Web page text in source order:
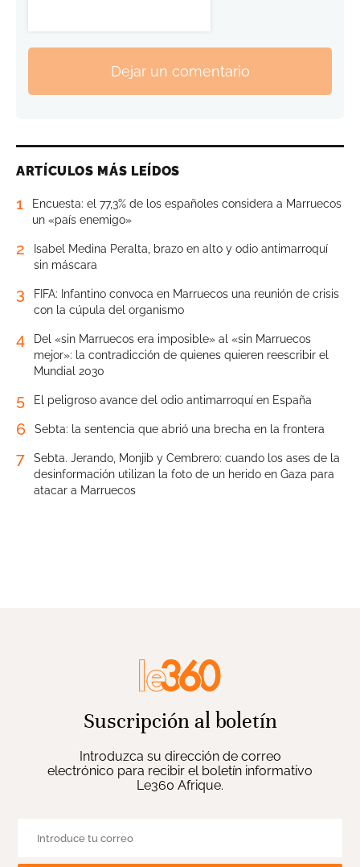
Dejar un comentario
ARTÍCULOS MÁS LEÍDOS
1
Encuesta: el 77,3% de los españoles considera a Marruecos
un «país enemigo»
2
Isabel Medina Peralta, brazo en alto y odio antimarroquí
sin máscara
3
FIFA: Infantino convoca en Marruecos una reunión de crisis
con la cúpula del organismo
4
Del «sin Marruecos era imposible» al «sin Marruecos
mejor»: la contradicción de quienes quieren reescribir el
Mundial 2030
5 El peligroso avance del odio antimarroquí en España
6 Sebta: la sentencia que abrió una brecha en la frontera
7
Sebta. Jerando, Monjib y Cembrero: cuando los ases de la
desinformación utilizan la foto de un herido en Gaza para
atacar a Marruecos
Suscripción al boletín
Introduzca su dirección de correo
electrónico para recibir el boletín informativo
Le360 Afrique.